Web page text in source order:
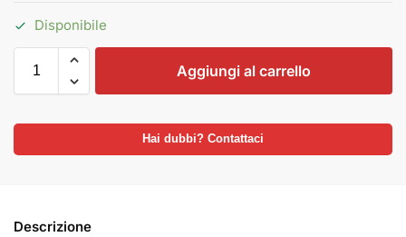
Disponibile
Aggiungi al carrello
Hai dubbi? Contattaci
Descrizione